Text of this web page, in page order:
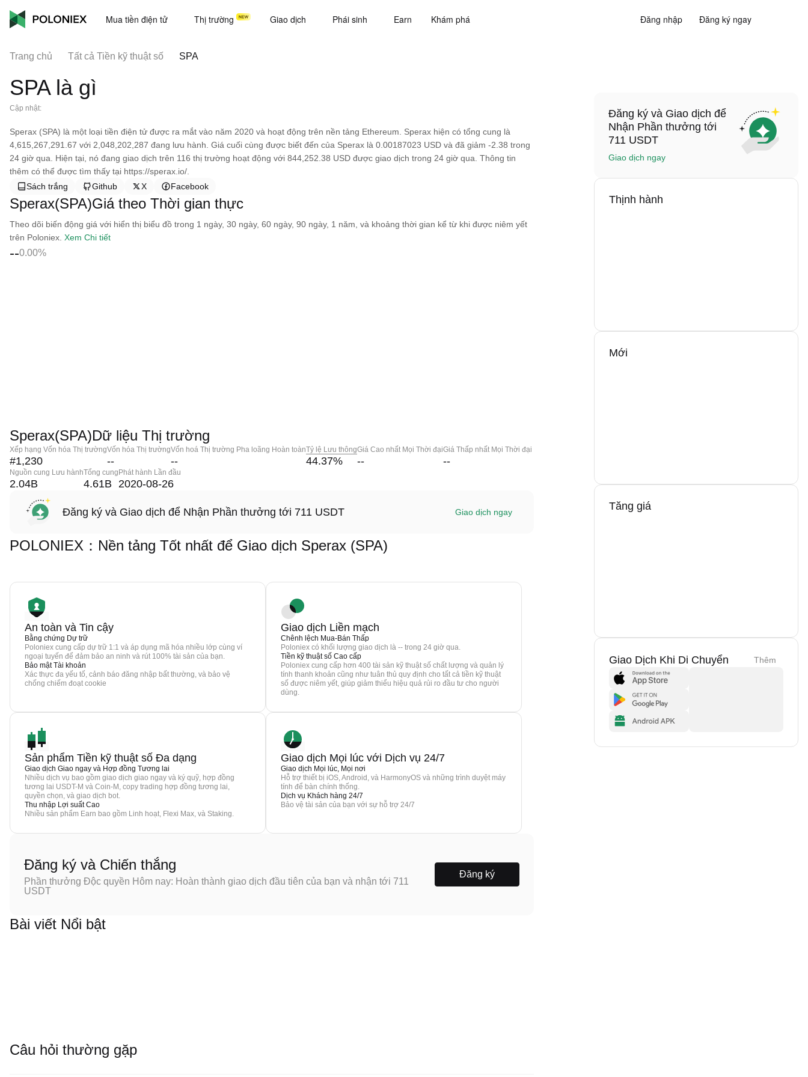
Mua tiền điện tử Thị trường Giao dịch Phái sinh Earn Khám phá Đăng nhập Đăng ký ngay
Trang chủ Tất cả Tiền kỹ thuật số SPA
SPA là gì
Cập nhật:
Sperax (SPA) là một loại tiền điện tử được ra mắt vào năm 2020 và hoạt động trên nền tảng Ethereum. Sperax hiện có tổng cung là
4,615,267,291.67 với 2,048,202,287 đang lưu hành. Giá cuối cùng được biết đến của Sperax là 0.00187023 USD và đã giảm -2.38 trong
24 giờ qua. Hiện tại, nó đang giao dịch trên 116 thị trường hoạt động với 844,252.38 USD được giao dịch trong 24 giờ qua. Thông tin
thêm có thể được tìm thấy tại https://sperax.io/.
Sách trắng
Github X Facebook
Sperax(SPA)Giá theo Thời gian thực
Theo dõi biến động giá với hiển thị biểu đồ trong 1 ngày, 30 ngày, 60 ngày, 90 ngày, 1 năm, và khoảng thời gian kể từ khi được niêm yết
trên Poloniex. Xem Chi tiết
--0.00%
Sperax(SPA)Dữ liệu Thị trường
Xếp hạng Vốn hóa Thị trường
#1,230
Vốn hóa Thị trường
--
Vốn hoá Thị trường Pha loãng Hoàn toàn
--
Tỷ lệ Lưu thông
44.37%
Giá Cao nhất Mọi Thời đại
--
Giá Thấp nhất Mọi Thời đại
--
Nguồn cung Lưu hành
2.04B
Tổng cung
4.61B
Phát hành Lần đầu
2020-08-26
Đăng ký và Giao dịch để Nhận Phần thưởng tới 711 USDT Giao dịch ngay
POLONIEX：Nền tảng Tốt nhất để Giao dịch Sperax (SPA)
An toàn và Tin cậy
Bằng chứng Dự trữ
Poloniex cung cấp dự trữ 1:1 và áp dụng mã hóa nhiều lớp cùng ví
ngoại tuyến để đảm bảo an ninh và rút 100% tài sản của bạn.
Bảo mật Tài khoản
Xác thực đa yếu tố, cảnh báo đăng nhập bất thường, và bảo vệ
chống chiếm đoạt cookie
Giao dịch Liền mạch
Chênh lệch Mua-Bán Thấp
Poloniex có khối lượng giao dịch là -- trong 24 giờ qua.
Tiền kỹ thuật số Cao cấp
Poloniex cung cấp hơn 400 tài sản kỹ thuật số chất lượng và quản lý
tính thanh khoản cũng như tuân thủ quy định cho tất cả tiền kỹ thuật
số được niêm yết, giúp giảm thiểu hiệu quả rủi ro đầu tư cho người
dùng.
Sản phẩm Tiền kỹ thuật số Đa dạng
Giao dịch Giao ngay và Hợp đồng Tương lai
Nhiều dịch vụ bao gồm giao dịch giao ngay và ký quỹ, hợp đồng
tương lai USDT-M và Coin-M, copy trading hợp đồng tương lai,
quyền chọn, và giao dịch bot.
Thu nhập Lợi suất Cao
Nhiều sản phẩm Earn bao gồm Linh hoạt, Flexi Max, và Staking.
Giao dịch Mọi lúc với Dịch vụ 24/7
Giao dịch Mọi lúc, Mọi nơi
Hỗ trợ thiết bị iOS, Android, và HarmonyOS và những trình duyệt máy
tính để bàn chính thống.
Dịch vụ Khách hàng 24/7
Bảo vệ tài sản của bạn với sự hỗ trợ 24/7
Đăng ký và Chiến thắng
Phần thưởng Độc quyền Hôm nay: Hoàn thành giao dịch đầu tiên của bạn và nhận tới 711
USDT
Đăng ký
Bài viết Nổi bật
Câu hỏi thường gặp
Đăng ký và Giao dịch để
Nhận Phần thưởng tới
711 USDT
Giao dịch ngay
Thịnh hành
Mới
Tăng giá
Giao Dịch Khi Di Chuyển Thêm